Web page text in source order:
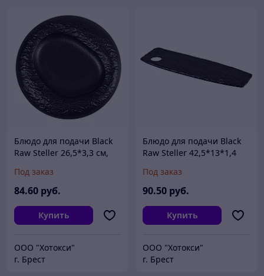
Блюдо для подачи Black
Raw Steller 26,5*3,3 см,
Под заказ
84.60 руб.
Купить
ООО "Хотокси"
г. Брест
Блюдо для подачи Black
Raw Steller 42,5*13*1,4
Под заказ
90.50 руб.
Купить
ООО "Хотокси"
г. Брест